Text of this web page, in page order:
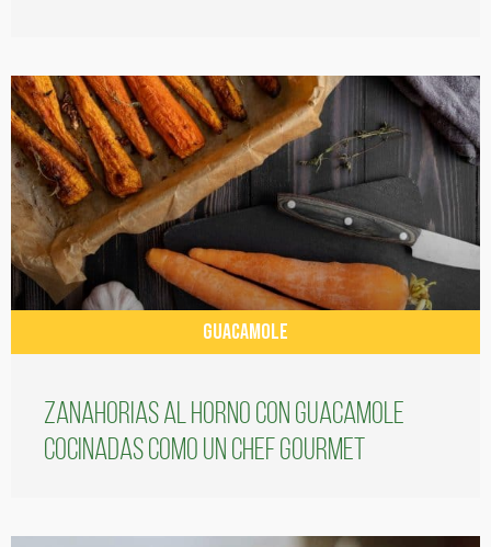
GUACAMOLE
Zanahorias al horno con guacamole
cocinadas como un chef gourmet